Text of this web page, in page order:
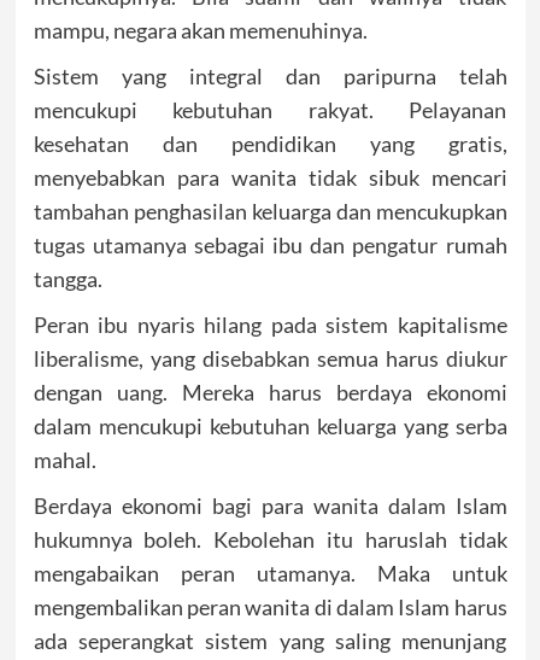
mampu, negara akan memenuhinya.
Sistem yang integral dan paripurna telah
mencukupi kebutuhan rakyat. Pelayanan
kesehatan dan pendidikan yang gratis,
menyebabkan para wanita tidak sibuk mencari
tambahan penghasilan keluarga dan mencukupkan
tugas utamanya sebagai ibu dan pengatur rumah
tangga.
Peran ibu nyaris hilang pada sistem kapitalisme
liberalisme, yang disebabkan semua harus diukur
dengan uang. Mereka harus berdaya ekonomi
dalam mencukupi kebutuhan keluarga yang serba
mahal.
Berdaya ekonomi bagi para wanita dalam Islam
hukumnya boleh. Kebolehan itu haruslah tidak
mengabaikan peran utamanya. Maka untuk
mengembalikan peran wanita di dalam Islam harus
ada seperangkat sistem yang saling menunjang